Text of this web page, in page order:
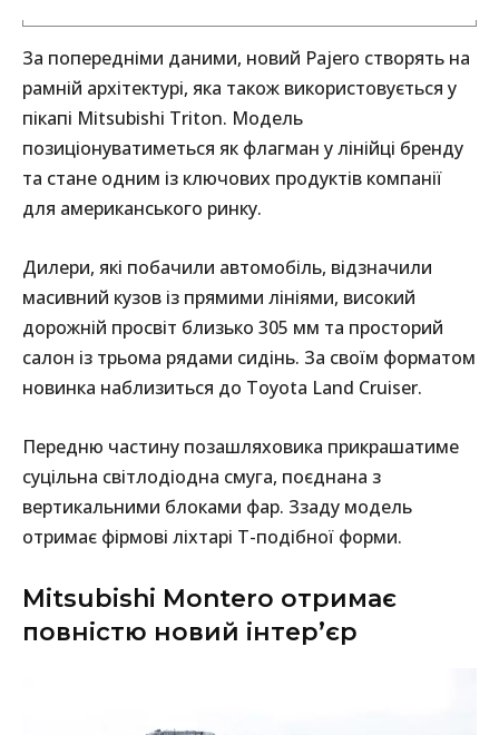
За попередніми даними, новий Pajero створять на
рамній архітектурі, яка також використовується у
пікапі Mitsubishi Triton. Модель
позиціонуватиметься як флагман у лінійці бренду
та стане одним із ключових продуктів компанії
для американського ринку.
Дилери, які побачили автомобіль, відзначили
масивний кузов із прямими лініями, високий
дорожній просвіт близько 305 мм та просторий
салон із трьома рядами сидінь. За своїм форматом
новинка наблизиться до Toyota Land Cruiser.
Передню частину позашляховика прикрашатиме
суцільна світлодіодна смуга, поєднана з
вертикальними блоками фар. Ззаду модель
отримає фірмові ліхтарі Т-подібної форми.
Mitsubishi Montero отримає
повністю новий інтер’єр